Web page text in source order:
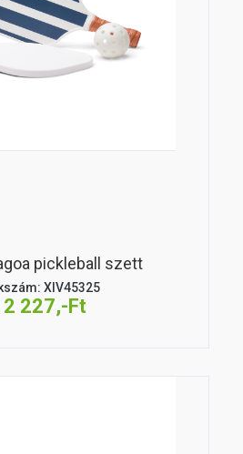
pickleball szett
XIV45325
227,-Ft